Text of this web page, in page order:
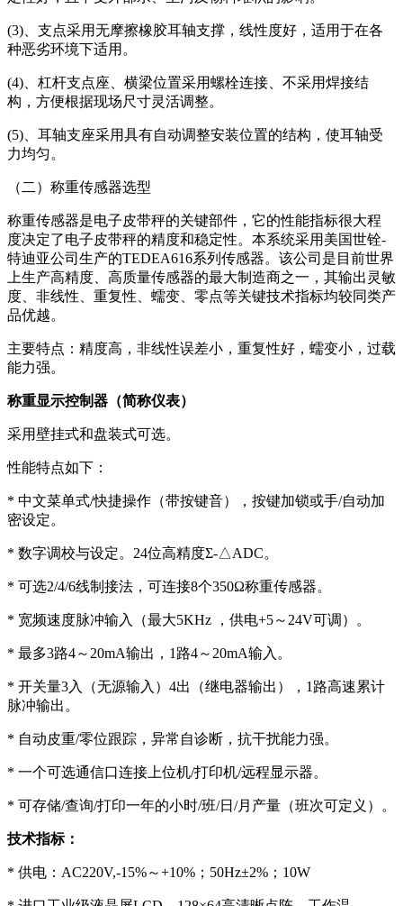
(3)、支点采用无摩擦橡胶耳轴支撑，线性度好，适用于在各
种恶劣环境下适用。
(4)、杠杆支点座、横梁位置采用螺栓连接、不采用焊接结
构，方便根据现场尺寸灵活调整。
(5)、耳轴支座采用具有自动调整安装位置的结构，使耳轴受
力均匀。
（二）称重传感器选型
称重传感器是电子皮带秤的关键部件，它的性能指标很大程
度决定了电子皮带秤的精度和稳定性。本系统采用美国世铨-
特迪亚公司生产的TEDEA616系列传感器。该公司是目前世界
上生产高精度、高质量传感器的最大制造商之一，其输出灵敏
度、非线性、重复性、蠕变、零点等关键技术指标均较同类产
品优越。
主要特点：精度高，非线性误差小，重复性好，蠕变小，过载
能力强。
称重显示控制器（简称仪表）
采用壁挂式和盘装式可选。
性能特点如下：
* 中文菜单式/快捷操作（带按键音），按键加锁或手/自动加
密设定。
* 数字调校与设定。24位高精度Σ-△ADC。
* 可选2/4/6线制接法，可连接8个350Ω称重传感器。
* 宽频速度脉冲输入（最大5KHz ，供电+5～24V可调）。
* 最多3路4～20mA输出，1路4～20mA输入。
* 开关量3入（无源输入）4出（继电器输出），1路高速累计
脉冲输出。
* 自动皮重/零位跟踪，异常自诊断，抗干扰能力强。
* 一个可选通信口连接上位机/打印机/远程显示器。
* 可存储/查询/打印一年的小时/班/日/月产量（班次可定义）。
技术指标：
* 供电：AC220V,-15%～+10%；50Hz±2%；10W